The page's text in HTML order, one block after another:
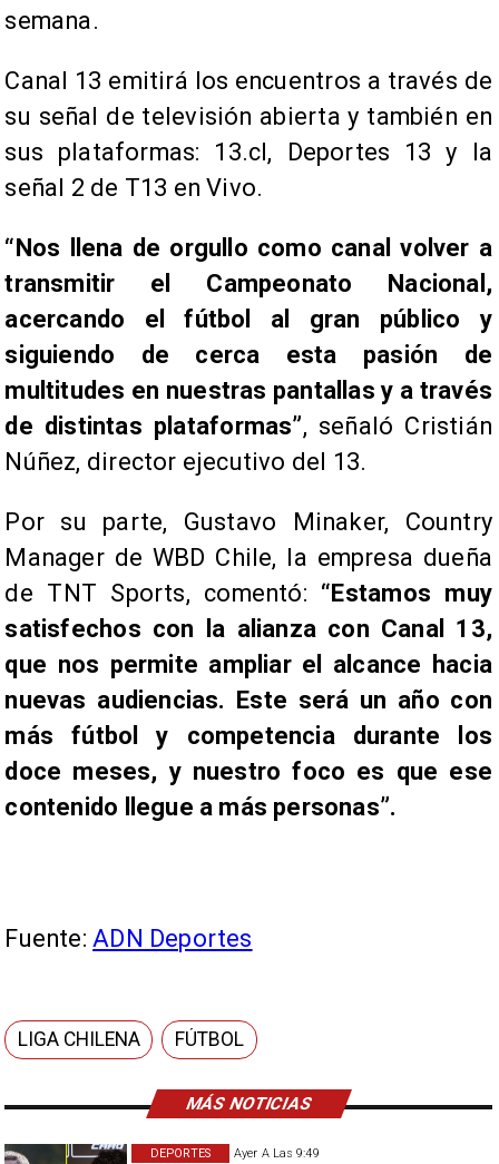
MÁS NOTICIAS
Ayer A Las 9:49
DEPORTES
semana.
Canal 13 emitirá los encuentros a través de
su señal de televisión abierta y también en
sus plataformas: 13.cl, Deportes 13 y la
señal 2 de T13 en Vivo.
“Nos llena de orgullo como canal volver a
transmitir el Campeonato Nacional,
acercando el fútbol al gran público y
siguiendo de cerca esta pasión de
multitudes en nuestras pantallas y a través
de distintas plataformas”, señaló Cristián
Núñez, director ejecutivo del 13.
Por su parte, Gustavo Minaker, Country
Manager de WBD Chile, la empresa dueña
de TNT Sports, comentó: “Estamos muy
satisfechos con la alianza con Canal 13,
que nos permite ampliar el alcance hacia
nuevas audiencias. Este será un año con
más fútbol y competencia durante los
doce meses, y nuestro foco es que ese
contenido llegue a más personas”.
Fuente: ADN Deportes
LIGA CHILENA FÚTBOL